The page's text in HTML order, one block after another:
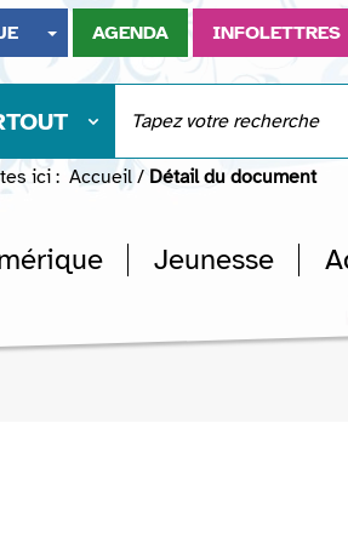
AGENDA INFOLETTRES
ici : Accueil / Détail du document
Jeunesse